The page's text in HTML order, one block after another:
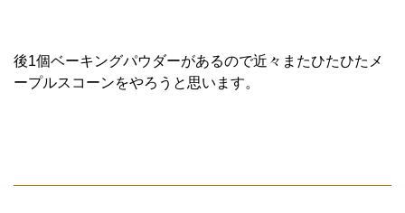
後1個ベーキングパウダーがあるので近々またひたひたメ
ープルスコーンをやろうと思います。